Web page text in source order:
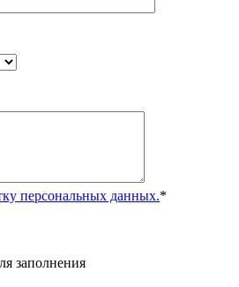
персональных данных.*
заполнения